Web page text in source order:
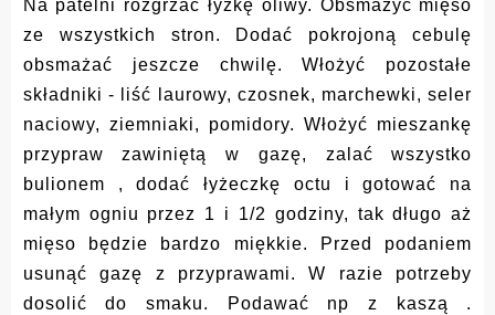
Na patelni rozgrzać łyżkę oliwy. Obsmażyć mięso
ze wszystkich stron. Dodać pokrojoną cebulę
obsmażać jeszcze chwilę. Włożyć pozostałe
składniki - liść laurowy, czosnek, marchewki, seler
naciowy, ziemniaki, pomidory. Włożyć mieszankę
przypraw zawiniętą w gazę, zalać wszystko
bulionem , dodać łyżeczkę octu i gotować na
małym ogniu przez 1 i 1/2 godziny, tak długo aż
mięso będzie bardzo miękkie. Przed podaniem
usunąć gazę z przyprawami. W razie potrzeby
dosolić do smaku. Podawać np z kaszą .